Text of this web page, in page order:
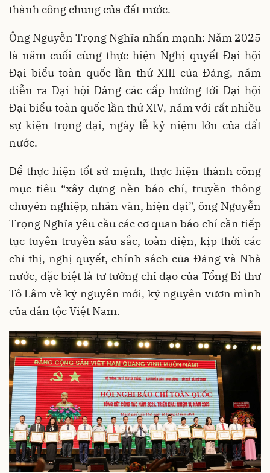
thành công chung của đất nước.
Ông Nguyễn Trọng Nghĩa nhấn mạnh: Năm 2025
là năm cuối cùng thực hiện Nghị quyết Đại hội
Đại biểu toàn quốc lần thứ XIII của Đảng, năm
diễn ra Đại hội Đảng các cấp hướng tới Đại hội
Đại biểu toàn quốc lần thứ XIV, năm với rất nhiều
sự kiện trọng đại, ngày lễ kỷ niệm lớn của đất
nước.
Để thực hiện tốt sứ mệnh, thực hiện thành công
mục tiêu “xây dựng nền báo chí, truyền thông
chuyên nghiệp, nhân văn, hiện đại”, ông Nguyễn
Trọng Nghĩa yêu cầu các cơ quan báo chí cần tiếp
tục tuyên truyền sâu sắc, toàn diện, kịp thời các
chỉ thị, nghị quyết, chính sách của Đảng và Nhà
nước, đặc biệt là tư tưởng chỉ đạo của Tổng Bí thư
Tô Lâm về kỷ nguyên mới, kỷ nguyên vươn mình
của dân tộc Việt Nam.